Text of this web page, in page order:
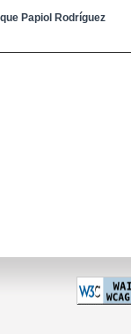
Papiol Rodríguez